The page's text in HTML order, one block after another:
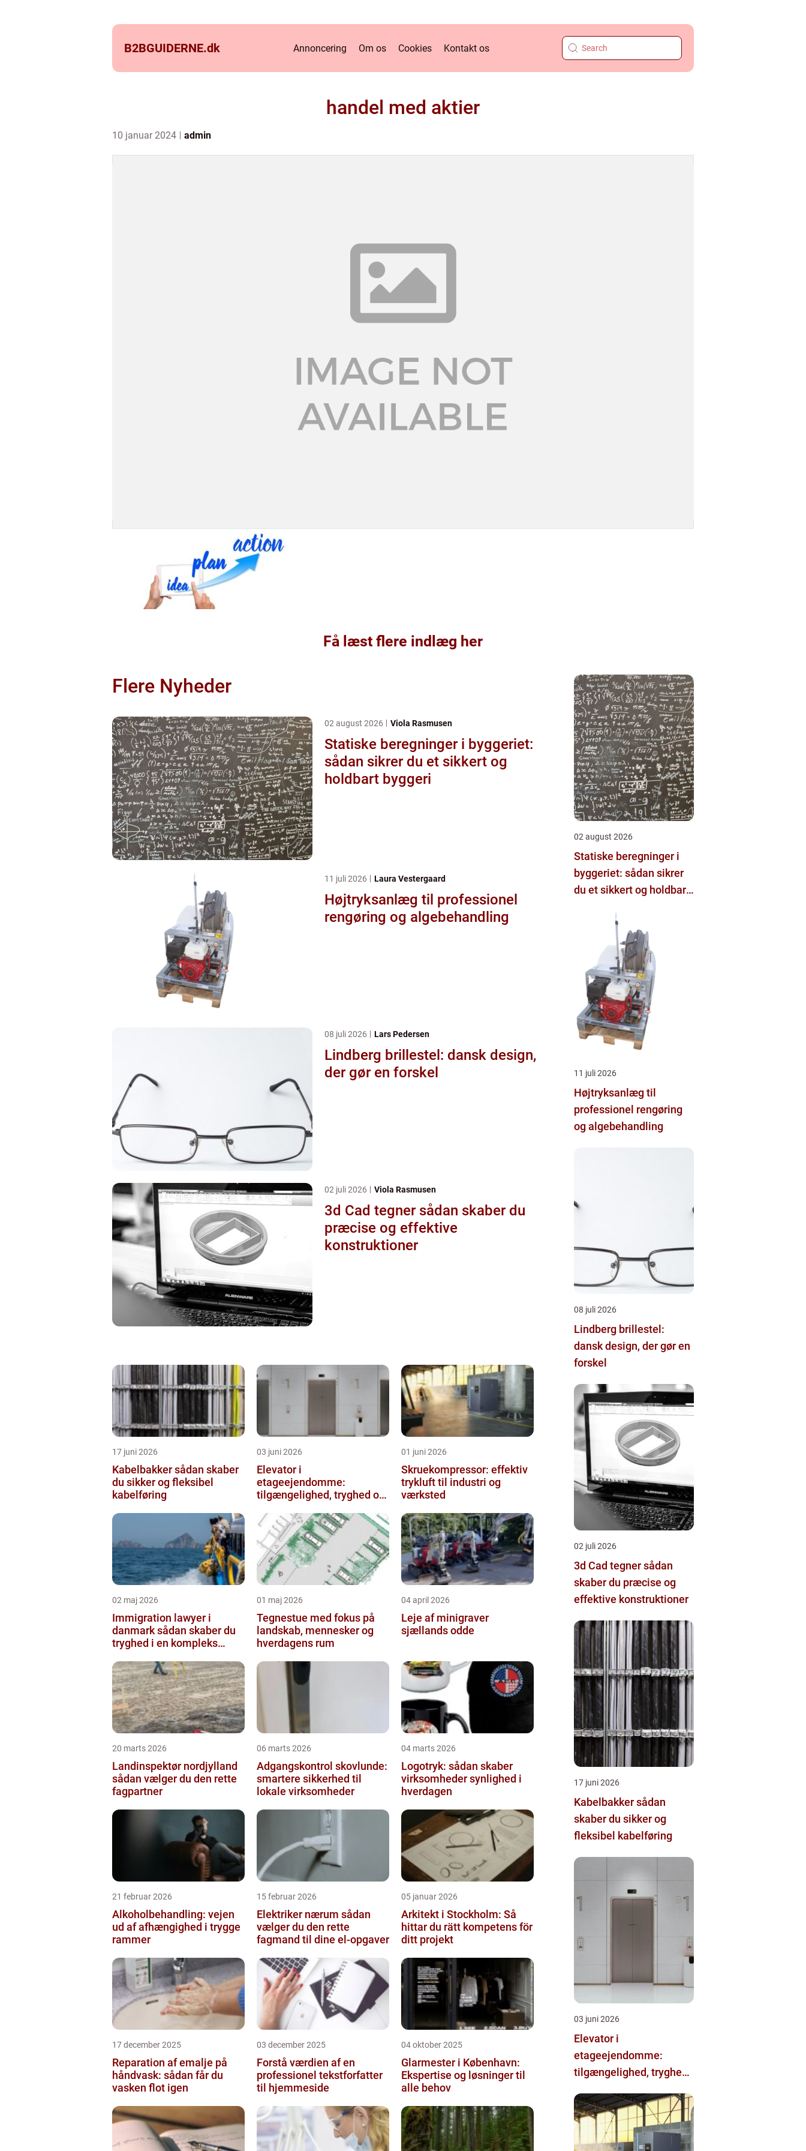
B2BGUIDERNE.dk Annoncering Om os Cookies Kontakt os
handel med aktier
10 januar 2024 admin
Få læst flere indlæg her
Flere Nyheder
02 august 2026 Viola Rasmusen
Statiske beregninger i byggeriet:
sådan sikrer du et sikkert og
holdbart byggeri
11 juli 2026 Laura Vestergaard
Højtryksanlæg til professionel
rengøring og algebehandling
08 juli 2026 Lars Pedersen
Lindberg brillestel: dansk design,
der gør en forskel
02 juli 2026 Viola Rasmusen
3d Cad tegner sådan skaber du
præcise og effektive
konstruktioner
17 juni 2026
Kabelbakker sådan skaber
du sikker og fleksibel
kabelføring
03 juni 2026
Elevator i
etageejendomme:
tilgængelighed, tryghed og
01 juni 2026
Skruekompressor: effektiv
trykluft til industri og
værksted
02 maj 2026
Immigration lawyer i
danmark sådan skaber du
tryghed i en kompleks
01 maj 2026
Tegnestue med fokus på
landskab, mennesker og
hverdagens rum
04 april 2026
Leje af minigraver
sjællands odde
20 marts 2026
Landinspektør nordjylland
sådan vælger du den rette
fagpartner
06 marts 2026
Adgangskontrol skovlunde:
smartere sikkerhed til
lokale virksomheder
04 marts 2026
Logotryk: sådan skaber
virksomheder synlighed i
hverdagen
21 februar 2026
Alkoholbehandling: vejen
ud af afhængighed i trygge
rammer
15 februar 2026
Elektriker nærum sådan
vælger du den rette
fagmand til dine el-opgaver
05 januar 2026
Arkitekt i Stockholm: Så
hittar du rätt kompetens för
ditt projekt
17 december 2025
Reparation af emalje på
håndvask: sådan får du
vasken flot igen
03 december 2025
Forstå værdien af en
professionel tekstforfatter
til hjemmeside
04 oktober 2025
Glarmester i København:
Ekspertise og løsninger til
alle behov
02 august 2026
Statiske beregninger i
byggeriet: sådan sikrer
du et sikkert og holdbart
11 juli 2026
Højtryksanlæg til
professionel rengøring
og algebehandling
08 juli 2026
Lindberg brillestel:
dansk design, der gør en
forskel
02 juli 2026
3d Cad tegner sådan
skaber du præcise og
effektive konstruktioner
17 juni 2026
Kabelbakker sådan
skaber du sikker og
fleksibel kabelføring
03 juni 2026
Elevator i
etageejendomme:
tilgængelighed, tryghed